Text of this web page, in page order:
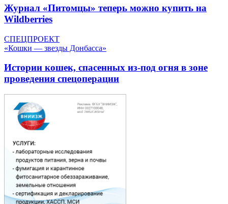
Журнал «Питомцы» теперь можно купить на
Wildberries
СПЕЦПРОЕКТ
«Кошки — звезды Донбасса»
Истории кошек, спасенных из-под огня в зоне
проведения спецоперации